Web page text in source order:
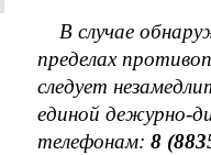
В случае
пределах
следует
единой дежурно-
телефонам: 8